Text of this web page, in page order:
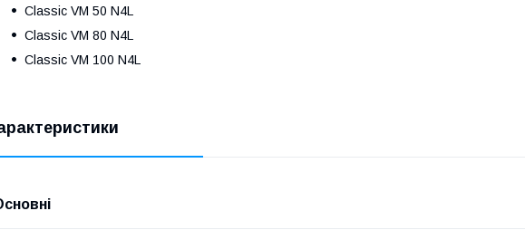
Classic VM 50 N4L
Classic VM 80 N4L
Classic VM 100 N4L